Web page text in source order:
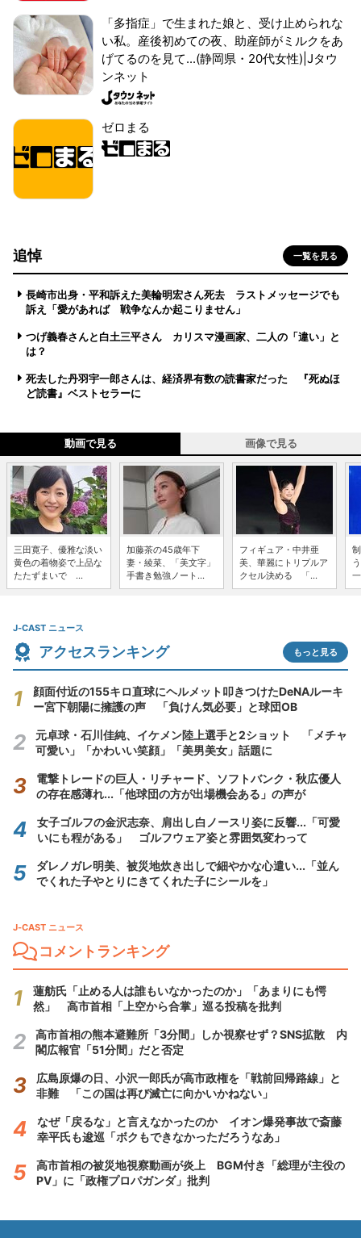
「多指症」で生まれた娘と、受け止められな
い私。産後初めての夜、助産師がミルクをあ
げてるのを見て...(静岡県・20代女性)|Jタウ
ンネット
ゼロまる
追悼 一覧を見る
長崎市出身・平和訴えた美輪明宏さん死去 ラストメッセージでも
訴え「愛があれば 戦争なんか起こりません」
つげ義春さんと白土三平さん カリスマ漫画家、二人の「違い」と
は？
死去した丹羽宇一郎さんは、経済界有数の読書家だった 『死ぬほ
ど読書』ベストセラーに
動画で見る 画像で見る
三田寛子、優雅な淡い
黄色の着物姿で上品な
たたずまいで ...
加藤茶の45歳年下
妻・綾菜、「美文字」
手書き勉強ノート...
フィギュア・中井亜
美、華麗にトリプルア
クセル決める 「...
J-CAST ニュース
アクセスランキング もっと見る
顔面付近の155キロ直球にヘルメット叩きつけたDeNAルーキ
ー宮下朝陽に擁護の声 「負けん気必要」と球団OB
元卓球・石川佳純、イケメン陸上選手と2ショット 「メチャ
可愛い」「かわいい笑顔」「美男美女」話題に
電撃トレードの巨人・リチャード、ソフトバンク・秋広優人
の存在感薄れ...「他球団の方が出場機会ある」の声が
女子ゴルフの金沢志奈、肩出し白ノースリ姿に反響...「可愛
いにも程がある」 ゴルフウェア姿と雰囲気変わって
ダレノガレ明美、被災地炊き出しで細やかな心遣い...「並ん
でくれた子やとりにきてくれた子にシールを」
J-CAST ニュース
コメントランキング
蓮舫氏「止める人は誰もいなかったのか」「あまりにも愕
然」 高市首相「上空から合掌」巡る投稿を批判
高市首相の熊本避難所「3分間」しか視察せず？SNS拡散 内
閣広報官「51分間」だと否定
広島原爆の日、小沢一郎氏が高市政権を「戦前回帰路線」と
非難 「この国は再び滅亡に向かいかねない」
なぜ「戻るな」と言えなかったのか イオン爆発事故で斎藤
幸平氏も逡巡「ボクもできなかっただろうなあ」
高市首相の被災地視察動画が炎上 BGM付き「総理が主役の
PV」に「政権プロパガンダ」批判